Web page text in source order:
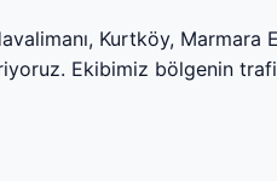
Kurtköy,
Ekibimiz bölgenin